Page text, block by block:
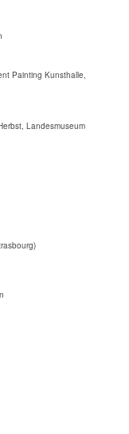
Painting Kunsthalle,
Landesmuseum